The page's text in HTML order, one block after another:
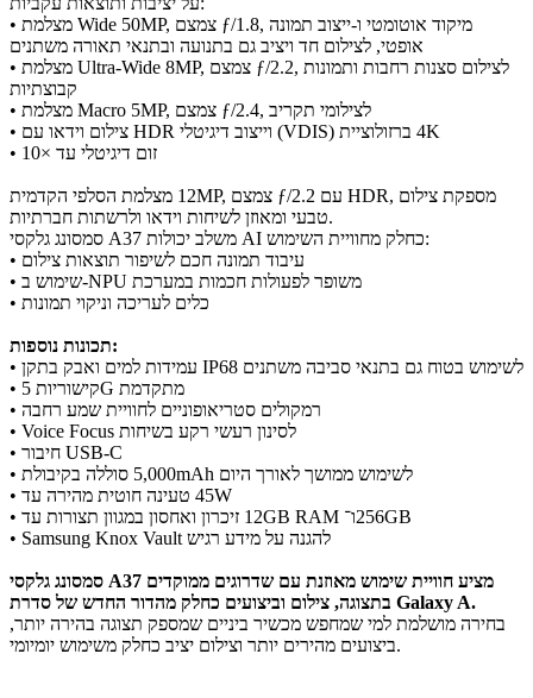
• מצלמת Wide ‎50MP‎, צמצם ƒ/1.8, מיקוד אוטומטי ו-ייצוב תמונה
אופטי, לצילום חד ויציב גם בתנועה ובתנאי תאורה משתנים
• מצלמת Ultra-Wide ‎8MP‎, צמצם ƒ/2.2, לצילום סצנות רחבות ותמונות
קבוצתיות
• מצלמת Macro ‎5MP‎, צמצם ƒ/2.4, לצילומי תקריב
• צילום וידאו עם HDR וייצוב דיגיטלי (VDIS) ברזולוציית ‎4K‎
• זום דיגיטלי עד ×10
מצלמת הסלפי הקדמית ‎12MP‎, צמצם ƒ/2.2 עם HDR, מספקת צילום
טבעי ומאוזן לשיחות וידאו ולרשתות חברתיות.
סמסונג גלקסי A37 משלב יכולות AI כחלק מחוויית השימוש:
• עיבוד תמונה חכם לשיפור תוצאות צילום
• שימוש ב-NPU משופר לפעולות חכמות במערכת
• כלים לעריכה וניקוי תמונות
תכונות נוספות:
• עמידות למים ואבק בתקן IP68 לשימוש בטוח גם בתנאי סביבה משתנים
• קישוריות 5G מתקדמת
• רמקולים סטריאופוניים לחוויית שמע רחבה
• Voice Focus לסינון רעשי רקע בשיחות
• חיבור USB-C
• סוללה בקיבולת ‎5,000mAh‎ לשימוש ממושך לאורך היום
• טעינה חוטית מהירה עד ‎45W‎
• זיכרון ואחסון במגוון תצורות עד ‎12GB RAM‎ ו־‎256GB‎
• Samsung Knox Vault להגנה על מידע רגיש
סמסונג גלקסי A37
בתצוגה, צילום וביצועים כחלק מהדור החדש של סדרת Galaxy A.
בחירה מושלמת למי שמחפש מכשיר ביניים שמספק תצוגה בהירה יותר,
ביצועים מהירים יותר וצילום יציב כחלק משימוש יומיומי.